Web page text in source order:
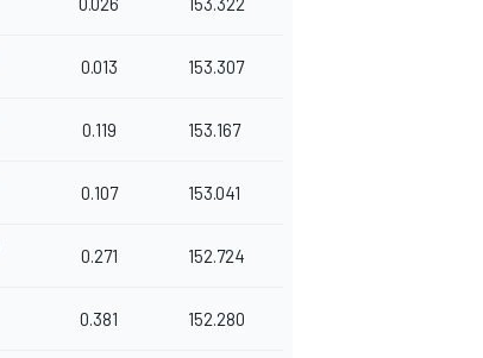
0.013 153.307
0.119 153.167
0.107 153.041
0.271 152.724
0.381 152.280